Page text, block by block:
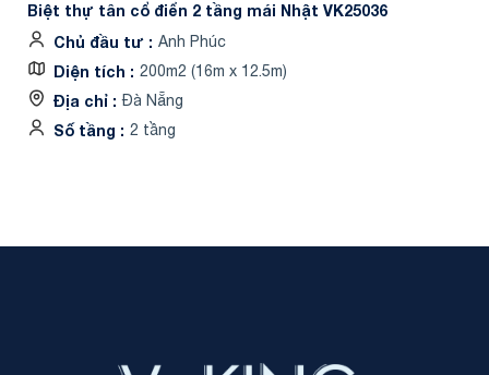
Biệt thự tân cổ điển 2 tầng mái Nhật VK25036
Chủ đầu tư
Anh Phúc
Diện tích 200m2 (16m x 12.5m)
Địa chỉ Đà Nẵng
Số tầng 2 tầng